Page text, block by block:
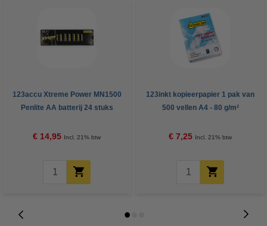
123accu Xtreme Power MN1500
Penlite AA batterij 24 stuks
€ 14,95 Incl. 21% btw
123inkt kopieerpapier 1 pak van
500 vellen A4 - 80 g/m²
€ 7,25 Incl. 21% btw